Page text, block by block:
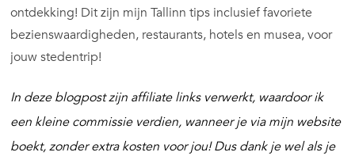
te
Doen
ontdekking! Dit zijn mijn Tallinn tips inclusief favoriete
bezienswaardigheden, restaurants, hotels en musea, voor
jouw stedentrip!
In deze blogpost zijn affiliate links verwerkt, waardoor ik
een kleine commissie verdien, wanneer je via mijn website
boekt, zonder extra kosten voor jou! Dus dank je wel als je